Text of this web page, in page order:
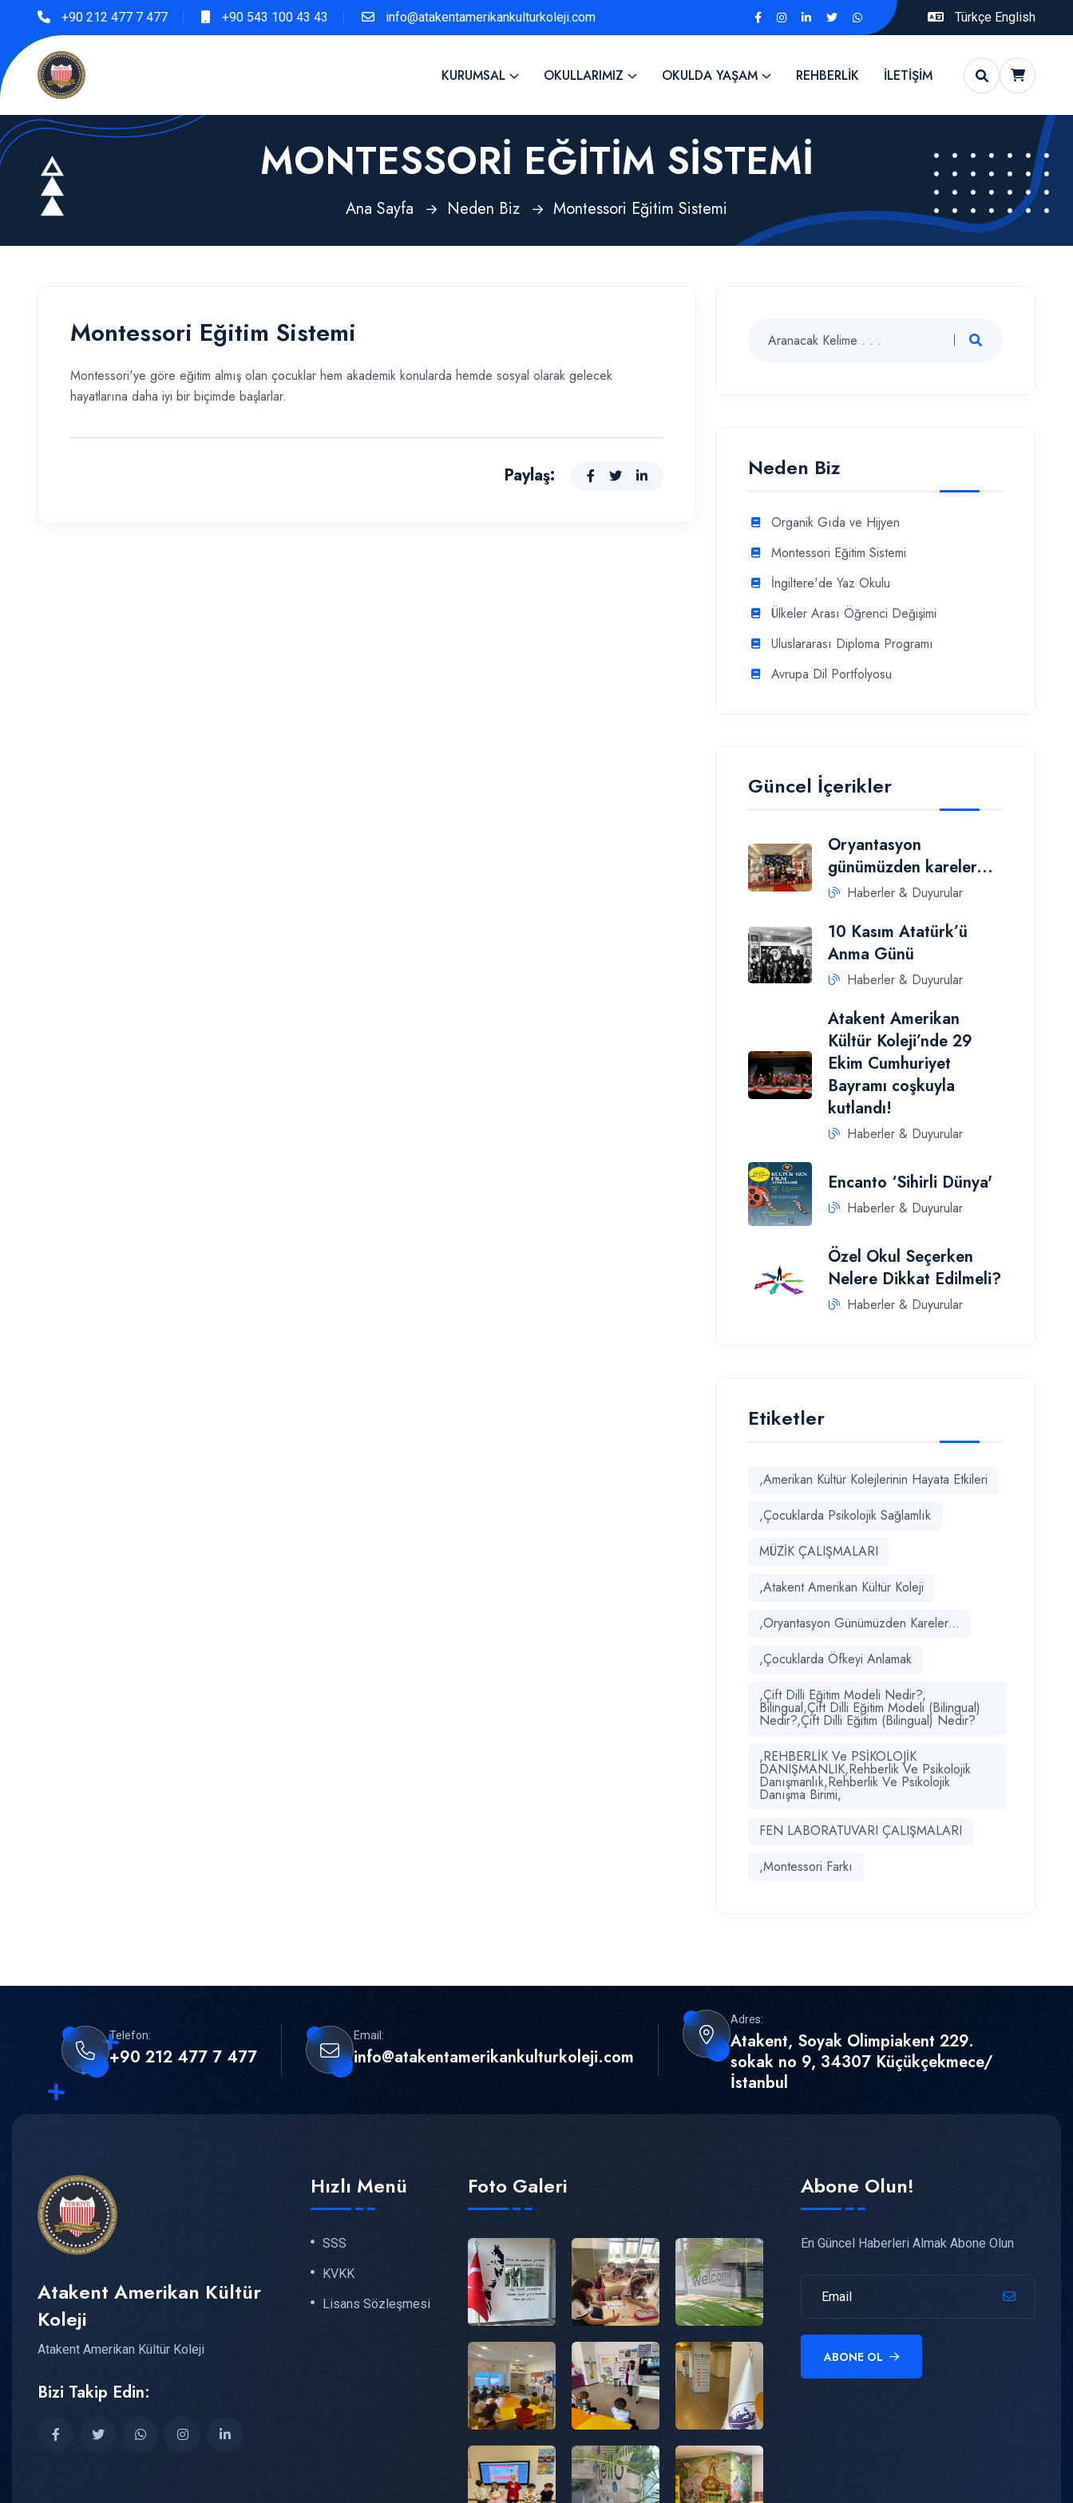
+90 212 477 7 477 +90 543 100 43 43 info@atakentamerikankulturkoleji.com Türkçe English
KURUMSAL OKULLARIMIZ OKULDA YAŞAM REHBERLİK İLETİŞİM
MONTESSORI EĞITIM SISTEMI
Ana Sayfa Neden Biz Montessori Eğitim Sistemi
Montessori Eğitim Sistemi
Montessori'ye göre eğitim almış olan çocuklar hem akademik konularda hemde sosyal olarak gelecek
hayatlarına daha iyi bir biçimde başlarlar.
Paylaş: Neden Biz
Organik Gıda ve Hijyen
Montessori Eğitim Sistemi
İngiltere'de Yaz Okulu
Ülkeler Arası Öğrenci Değişimi
Uluslararası Diploma Programı
Avrupa Dil Portfolyosu
Güncel İçerikler
Oryantasyon
günümüzden kareler...
Haberler & Duyurular
10 Kasım Atatürk’ü
Anma Günü
Haberler & Duyurular
Atakent Amerikan
Kültür Koleji’nde 29
Ekim Cumhuriyet
Bayramı coşkuyla
kutlandı!
Haberler & Duyurular
Encanto ‘Sihirli Dünya'
Haberler & Duyurular
Özel Okul Seçerken
Nelere Dikkat Edilmeli?
Haberler & Duyurular
Etiketler
,Amerikan Kültür Kolejlerinin Hayata Etkileri
,Çocuklarda Psikolojik Sağlamlık
MÜZİK ÇALIŞMALARI
,Atakent Amerikan Kültür Koleji
,Oryantasyon Günümüzden Kareler...
,Çocuklarda Öfkeyi Anlamak
,Çift Dilli Eğitim Modeli Nedir?,
Bilingual,Çift Dilli Eğitim Modeli (Bilingual)
Nedir?,Çift Dilli Eğitim (Bilingual) Nedir?
,REHBERLİK Ve PSİKOLOJİK
DANIŞMANLIK,Rehberlik Ve Psikolojik
Danışmanlık,Rehberlik Ve Psikolojik
Danışma Birimi,
FEN LABORATUVARI ÇALIŞMALARI
,Montessori Farkı
Telefon:
+90 212 477 7 477
Email:
info@atakentamerikankulturkoleji.com
Adres:
Atakent, Soyak Olimpiakent 229.
sokak no 9, 34307 Küçükçekmece/
İstanbul
Atakent Amerikan Kültür
Koleji
Atakent Amerikan Kültür Koleji
Bizi Takip Edin:
Hızlı Menü
SSS
KVKK
Lisans Sözleşmesi
Foto Galeri Abone Olun!
En Güncel Haberleri Almak Abone Olun
ABONE OL